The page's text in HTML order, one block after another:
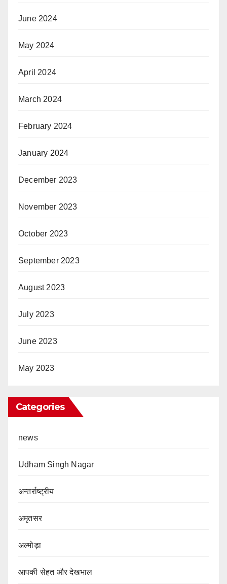
June 2024
May 2024
April 2024
March 2024
February 2024
January 2024
December 2023
November 2023
October 2023
September 2023
August 2023
July 2023
June 2023
May 2023
Categories
news
Udham Singh Nagar
अन्तर्राष्ट्रीय
अमृतसर
अल्मोड़ा
आपकी सेहत और देखभाल